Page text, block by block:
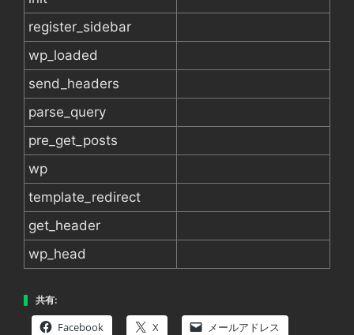
register_sidebar
wp_loaded
send_headers
parse_query
pre_get_posts
wp
template_redirect
get_header
wp_head
共有:
Facebook X メールアドレス